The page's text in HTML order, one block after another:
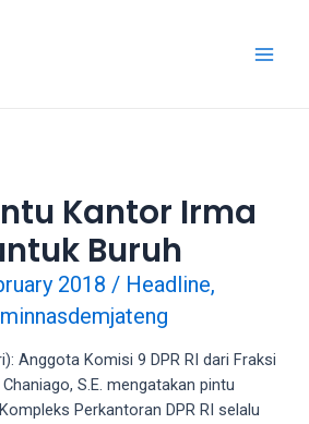
Kantor Irma
Buruh
2018/ Headline,
Anggota Komisi 9 DPR RI dari Fraksi
S.E. mengatakan pintu
Perkantoran DPR RI selalu